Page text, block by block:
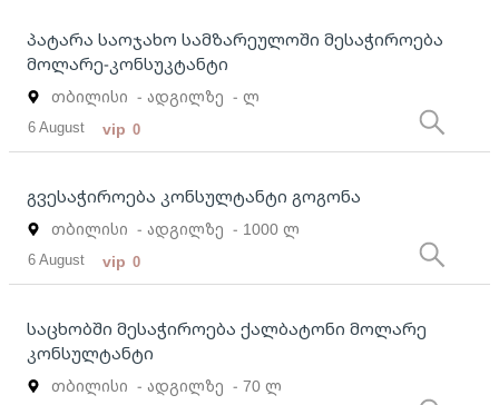
პატარა საოჯახო სამზარეულოში მესაჭიროება
მოლარე-კონსუკტანტი
თბილისი - ადგილზე - ლ
6 August vip 0
გვესაჭიროება კონსულტანტი გოგონა
თბილისი - ადგილზე - 1000 ლ
6 August vip 0
საცხობში მესაჭიროება ქალბატონი მოლარე
კონსულტანტი
თბილისი - ადგილზე - 70 ლ